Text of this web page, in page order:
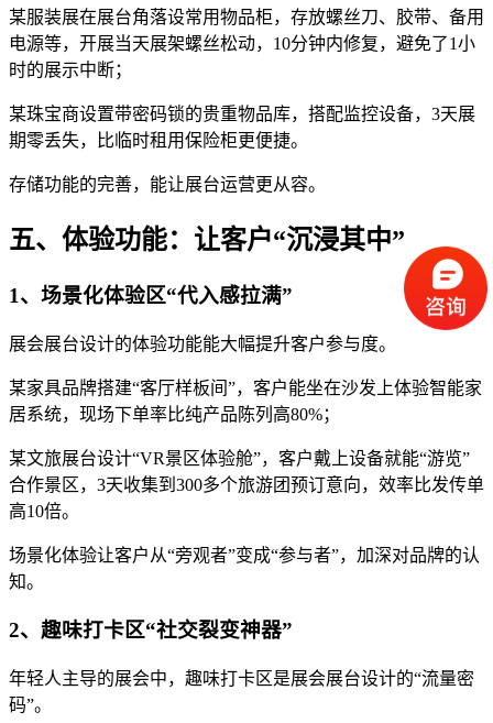
某服装展在展台角落设常用物品柜，存放螺丝刀、胶带、备用
电源等，开展当天展架螺丝松动，10分钟内修复，避免了1小
时的展示中断；
某珠宝商设置带密码锁的贵重物品库，搭配监控设备，3天展
期零丢失，比临时租用保险柜更便捷。
存储功能的完善，能让展台运营更从容。
五、体验功能：让客户“沉浸其中”
1、场景化体验区“代入感拉满”
展会展台设计的体验功能能大幅提升客户参与度。
某家具品牌搭建“客厅样板间”，客户能坐在沙发上体验智能家
居系统，现场下单率比纯产品陈列高80%；
某文旅展台设计“VR景区体验舱”，客户戴上设备就能“游览”
合作景区，3天收集到300多个旅游团预订意向，效率比发传单
高10倍。
场景化体验让客户从“旁观者”变成“参与者”，加深对品牌的认
知。
2、趣味打卡区“社交裂变神器”
年轻人主导的展会中，趣味打卡区是展会展台设计的“流量密
码”。